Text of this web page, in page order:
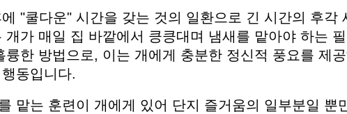
"쿨다운" 시간을 갖는 것의 일환으로 긴 시간의 후각
개가 매일 집 바깥에서 킁킁대며 냄새를 맡아야 하는
륭한 방법으로, 이는 개에게 충분한 정신적 풍요를 제
행동입니다.
맡는 훈련이 개에게 있어 단지 즐거움의 일부분일 뿐